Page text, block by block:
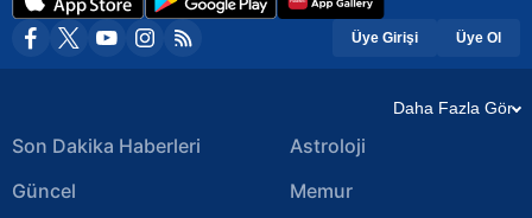
Üye Girişi Üye Ol
Daha Fazla Gör
Son Dakika Haberleri
Güncel
Astroloji
Memur